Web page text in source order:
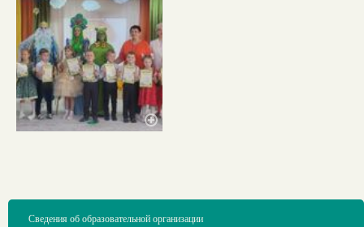
Сведения об образовательной организации